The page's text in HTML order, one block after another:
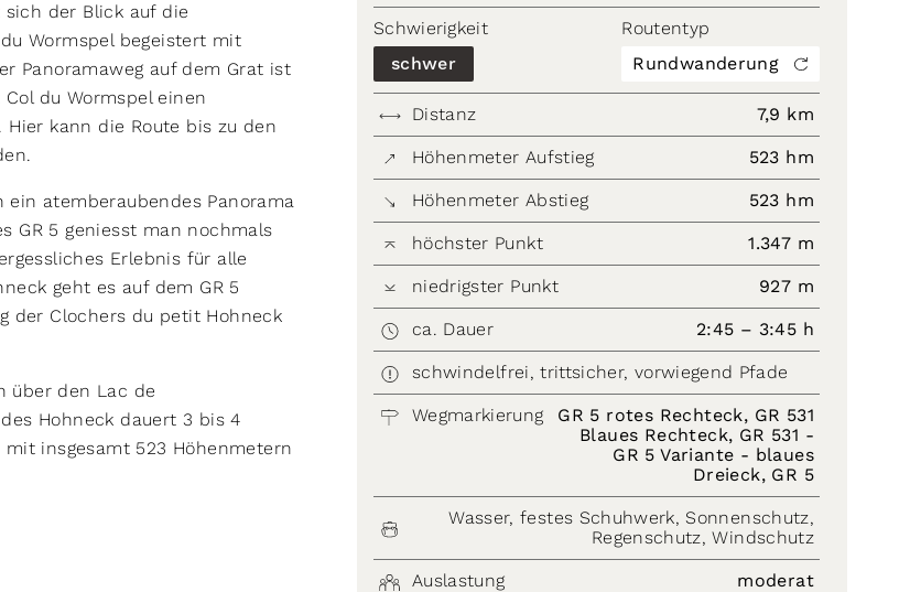
der Blick auf die
Wormspel begeistert mit
Panoramaweg auf dem Grat ist
du Wormspel einen
kann die Route bis zu den
atemberaubendes Panorama
GR 5 geniesst man nochmals
Erlebnis für alle
geht es auf dem GR 5
der Clochers du petit Hohneck
über den Lac de
Hohneck dauert 3 bis 4
insgesamt 523 Höhenmetern
Schwierigkeit
schwer
Routentyp
Rundwanderung
Distanz 7,9 km
Höhenmeter Aufstieg 523 hm
Höhenmeter Abstieg 523 hm
höchster Punkt 1.347 m
niedrigster Punkt 927 m
ca. Dauer 2:45 – 3:45 h
schwindelfrei, trittsicher, vorwiegend Pfade
Wegmarkierung
GR 5 rotes Rechteck, GR 531
Blaues Rechteck, GR 531 -
GR 5 Variante - blaues
Dreieck, GR 5
Wasser, festes Schuhwerk, Sonnenschutz,
Regenschutz, Windschutz
Auslastung moderat